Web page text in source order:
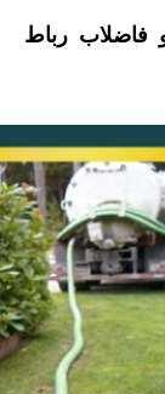
فاضلاب رباط